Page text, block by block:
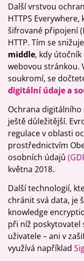
Další vrstvou
HTTPS
šifrované připojení
HTTP. Tím se
middle, kdy
webovou stránkou.
soukromí, se
digitální údaje a
Ochrana
ještě důležitější.
regulace v oblasti
prostřednictvím
osobních údajů
května 2018.
Další technologií,
chránit svá data, je
knowledge
při níž poskytovatel
uživatele – ani v
využívá například